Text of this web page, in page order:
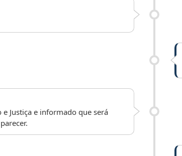
Justiça e informado que será